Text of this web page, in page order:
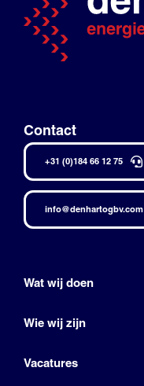
Contact
+31 (0)184 66 12 75
info@denhartogbv.com
Wat wij doen
Wie wij zijn
Vacatures